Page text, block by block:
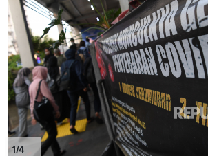
1/4